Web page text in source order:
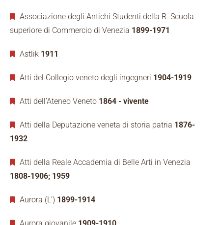
Associazione degli Antichi Studenti della R. Scuola
superiore di Commercio di Venezia 1899-1971
Astlik 1911
Atti del Collegio veneto degli ingegneri 1904-1919
Atti dell’Ateneo Veneto 1864 - vivente
Atti della Deputazione veneta di storia patria 1876-
1932
Atti della Reale Accademia di Belle Arti in Venezia
1808-1906; 1959
Aurora (L’) 1899-1914